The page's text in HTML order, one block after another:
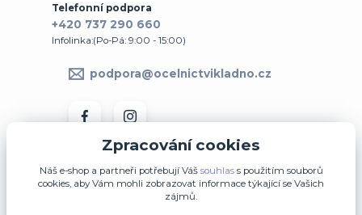
Telefonní podpora
+420 737 290 660
Infolinka:(Po-Pá: 9:00 - 15:00)
podpora@ocelnictvikladno.cz
Zpracování cookies
Náš e-shop a partneři potřebují Váš souhlass použitím souborů
cookies, aby Vám mohli zobrazovat informace týkající se Vašich
zájmů.